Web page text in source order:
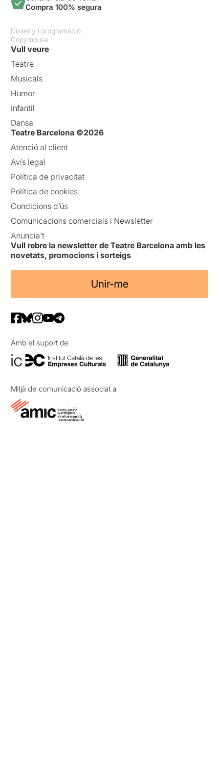
Compra 100% segura
Disseny i programació:
Copymouse
Vull veure
Teatre
Musicals
Humor
Infantil
Dansa
Teatre Barcelona ©2026
Atenció al client
Avís legal
Política de privacitat
Política de cookies
Condicions d’ús
Comunicacions comercials i Newsletter
Anuncia’t
Vull rebre la newsletter de Teatre Barcelona amb les
novetats, promocions i sorteigs
Unir-me
Amb el suport de
Mitjà de comunicació associat a